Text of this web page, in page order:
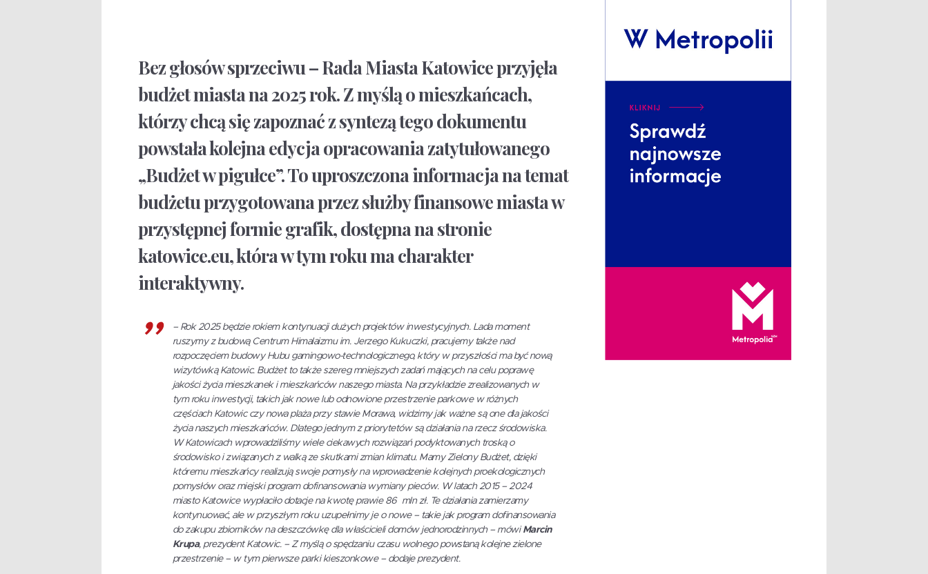
Bez głosów sprzeciwu – Rada Miasta Katowice przyjęła
budżet miasta na 2025 rok. Z myślą o mieszkańcach,
którzy chcą się zapoznać z syntezą tego dokumentu
powstała kolejna edycja opracowania zatytułowanego
„Budżet w pigułce”. To uproszczona informacja na temat
budżetu przygotowana przez służby finansowe miasta w
przystępnej formie grafik, dostępna na stronie
katowice.eu, która w tym roku ma charakter
interaktywny.
– Rok 2025 będzie rokiem kontynuacji dużych projektów inwestycyjnych. Lada moment
ruszymy z budową Centrum Himalaizmu im. Jerzego Kukuczki, pracujemy także nad
rozpoczęciem budowy Hubu gamingowo-technologicznego, który w przyszłości ma być nową
wizytówką Katowic. Budżet to także szereg mniejszych zadań mających na celu poprawę
jakości życia mieszkanek i mieszkańców naszego miasta. Na przykładzie zrealizowanych w
tym roku inwestycji, takich jak nowe lub odnowione przestrzenie parkowe w różnych
częściach Katowic czy nowa plaża przy stawie Morawa, widzimy jak ważne są one dla jakości
życia naszych mieszkańców. Dlatego jednym z priorytetów są działania na rzecz środowiska.
W Katowicach wprowadziliśmy wiele ciekawych rozwiązań podyktowanych troską o
środowisko i związanych z walką ze skutkami zmian klimatu. Mamy Zielony Budżet, dzięki
któremu mieszkańcy realizują swoje pomysły na wprowadzenie kolejnych proekologicznych
pomysłów oraz miejski program dofinansowania wymiany pieców. W latach 2015 – 2024
miasto Katowice wypłaciło dotacje na kwotę prawie 86 mln zł. Te działania zamierzamy
kontynuować, ale w przyszłym roku uzupełnimy je o nowe – takie jak program dofinansowania
do zakupu zbiorników na deszczówkę dla właścicieli domów jednorodzinnych– mówiMarcin
Krupa, prezydent Katowic. – Z myślą o spędzaniu czasu wolnego powstaną kolejne zielone
przestrzenie – w tym pierwsze parki kieszonkowe– dodaje prezydent.